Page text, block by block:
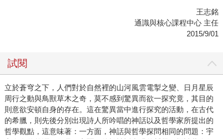
王志銘
通識與核心課程中心 主任
2015/9/01
試閱
立於蒼穹之下，人們對於自然裡的山河風雲電掣之變、日月星辰
周行之動與鳥獸草木之奇，莫不感到驚異而欲一探究竟，其目的
則意欲安頓自身的存在。這在驚異當中進行探究的活動，在古代
的希臘，則先後分別出現詩人所吟唱的神話以及哲學家所提出的
哲學觀點，這意味著：一方面，神話與哲學探問相同的問題：宇